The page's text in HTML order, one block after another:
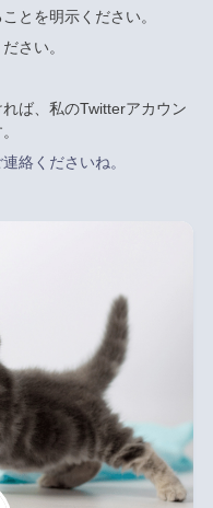
とを明示ください。
さい。
ば、私のTwitterアカウン
絡くださいね。